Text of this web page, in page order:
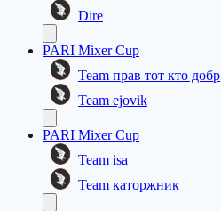
Dire
PARI Mixer Cup
Team прав тот кто добр
Team ejovik
PARI Mixer Cup
Team isa
Team каторжник